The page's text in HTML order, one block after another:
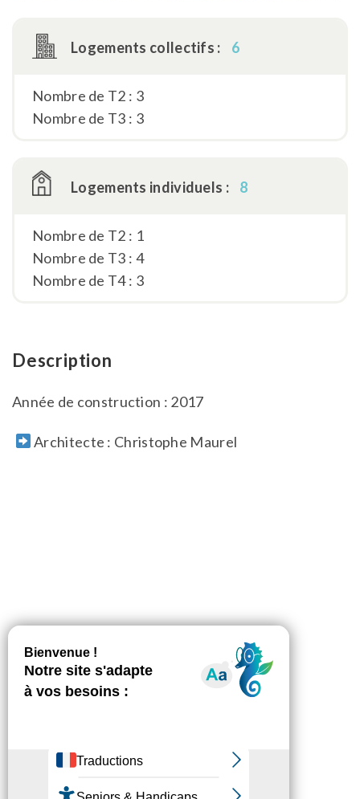
Logements collectifs : 6
Nombre de T2 : 3
Nombre de T3 : 3
Logements individuels : 8
Nombre de T2 : 1
Nombre de T3 : 4
Nombre de T4 : 3
Description
Année de construction : 2017
Architecte : Christophe Maurel